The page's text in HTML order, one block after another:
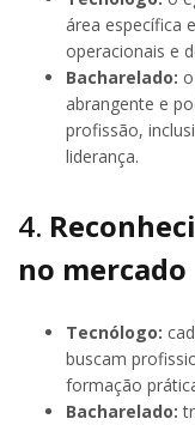
área específica
operacionais e
Bacharelado:
abrangente e
profissão,
liderança.
4.
no mercado
Tecnólogo:
buscam
formação
Bacharelado: